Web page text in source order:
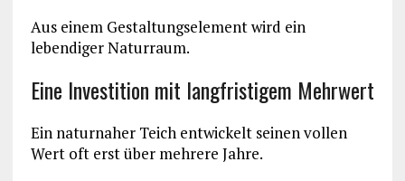
Aus einem Gestaltungselement wird ein
lebendiger Naturraum.
Eine Investition mit langfristigem Mehrwert
Ein naturnaher Teich entwickelt seinen vollen
Wert oft erst über mehrere Jahre.